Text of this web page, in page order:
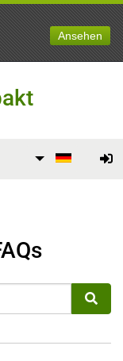
Ansehen